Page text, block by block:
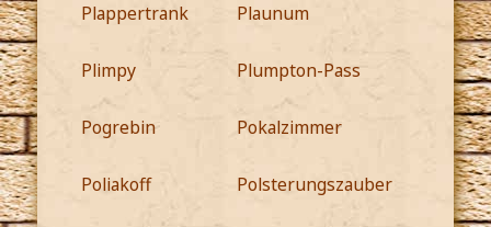
Plappertrank Plaunum
Plimpy Plumpton-Pass
Pogrebin Pokalzimmer
Poliakoff Polsterungszauber